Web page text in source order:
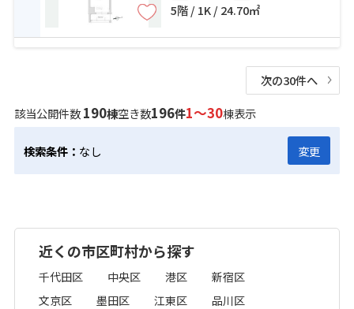
5階 / 1K / 24.70㎡
次の30件へ
該当公開件数190棟空き数196件1～30棟表示
検索条件： なし 変更
近くの市区町村から探す
千代田区 中央区 港区
新宿区
文京区
墨田区 江東区
品川区